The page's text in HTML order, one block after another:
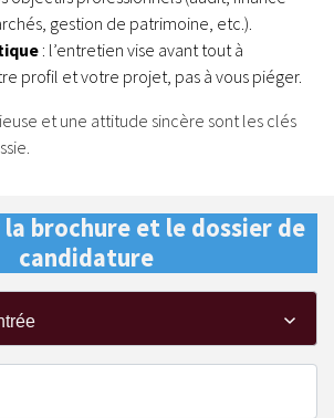
gestion de patrimoine, etc.).
: l’entretien vise avant tout à
profil et votre projet, pas à vous piéger.
et une attitude sincère sont les clés
brochure et le dossier de
candidature